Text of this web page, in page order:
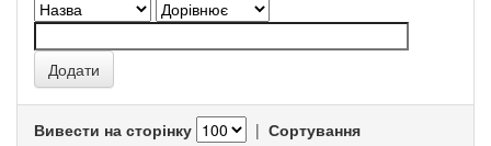
Вивести на сторінку | Сортування